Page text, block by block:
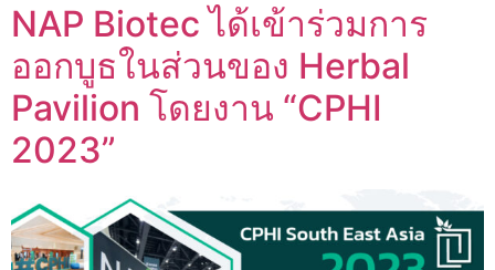
NAP Biotec ได้เข้าร่วมการ
ออกบูธในส่วนของ Herbal
Pavilion โดยงาน “CPHI
2023”